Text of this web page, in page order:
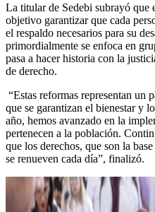
La titular de Sedebi subrayó que
objetivo garantizar que cada
el respaldo necesarios para su
primordialmente se enfoca en
pasa a hacer historia con la
de derecho.
“Estas reformas representan un
que se garantizan el bienestar y
año, hemos avanzado en la
pertenecen a la población.
que los derechos, que son la
se renueven cada día”, finalizó.